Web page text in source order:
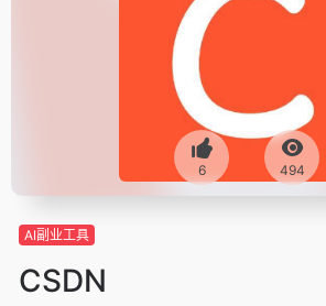
6 494
AI副业工具
CSDN